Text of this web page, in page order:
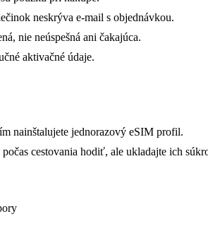
neskrýva e-mail s objednávkou.
nie neúspešná ani čakajúca.
aktivačné údaje.
nainštalujete jednorazový eSIM profil.
cestovania hodiť, ale ukladajte ich